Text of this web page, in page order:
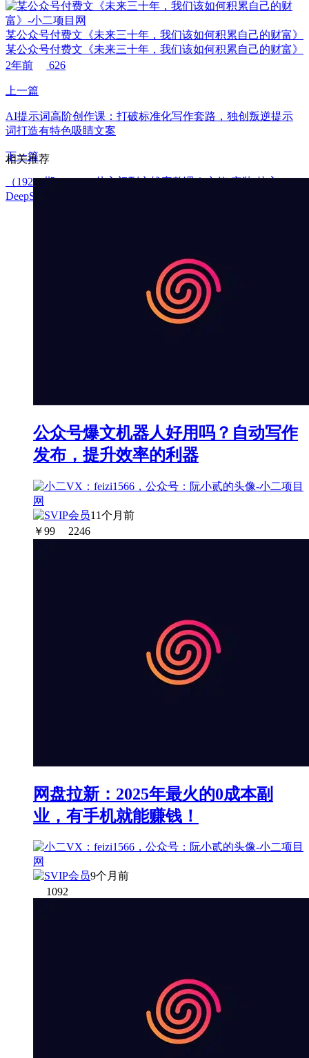
某公众号付费文《未来三十年，我们该如何积累自己的财富》
某公众号付费文《未来三十年，我们该如何积累自己的财富》
2年前
626
上一篇
AI提示词高阶创作课：打破标准化写作套路，独创叛逆提示
词打造有特色吸睛文案
下一篇
（19257期）Codex从入门到实战完整课｜充值·安装·接入
DeepSeek，记忆·插件·Skill·CLI·MCP全拆解
相关推荐
公众号爆文机器人好用吗？自动写作
发布，提升效率的利器
11个月前
￥99 2246
网盘拉新：2025年最火的0成本副
业，有手机就能赚钱！
9个月前
1092